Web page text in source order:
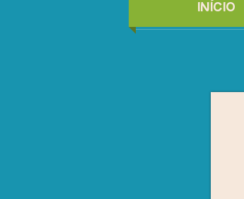
INÍCIO